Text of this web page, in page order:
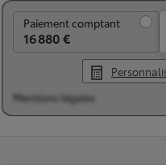
Paiement comptant
16 880 €
Mentions légales